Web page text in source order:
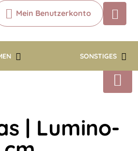
Mein Benutzerkonto
SONSTIGES
Sie 24/7 mit unserem
| Lumino-